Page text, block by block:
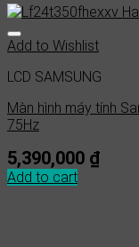
Add to Wishlist
LCD SAMSUNG
Màn hình máy tính
75Hz
5,390,000 ₫
Add to cart